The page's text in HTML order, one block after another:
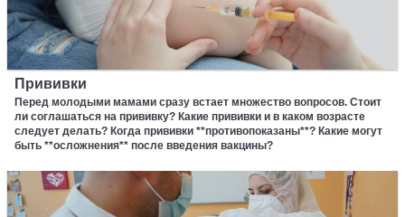
Прививки
Перед молодыми мамами сразу встает множество вопросов. Стоит
ли соглашаться на прививку? Какие прививки и в каком возрасте
следует делать? Когда прививки **противопоказаны**? Какие могут
быть **осложнения** после введения вакцины?